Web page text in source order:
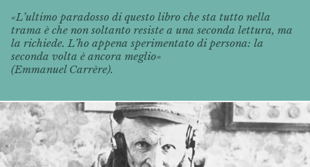
«L’ultimo paradosso di questo libro che sta tutto nella
trama è che non soltanto resiste a una seconda lettura, ma
la richiede. L’ho appena sperimentato di persona: la
seconda volta è ancora meglio»
(Emmanuel Carrère).